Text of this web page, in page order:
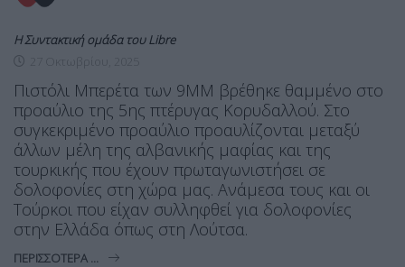
Η Συντακτική ομάδα του Libre
27 Οκτωβρίου, 2025
Πιστόλι Μπερέτα των 9ΜΜ βρέθηκε θαμμένο στο
προαύλιο της 5ης πτέρυγας Κορυδαλλού. Στο
συγκεκριμένο προαύλιο προαυλίζονται μεταξύ
άλλων μέλη της αλβανικής μαφίας και της
τουρκικής που έχουν πρωταγωνιστήσει σε
δολοφονίες στη χώρα μας. Ανάμεσα τους και οι
Τούρκοι που είχαν συλληφθεί για δολοφονίες
στην Ελλάδα όπως στη Λούτσα.
ΠΕΡΙΣΣΌΤΕΡΑ ...